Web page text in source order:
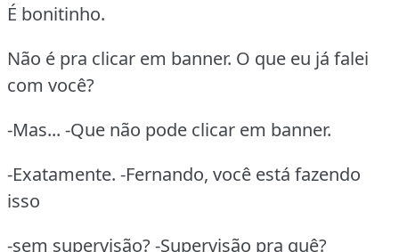
É bonitinho.
Não é pra clicar em banner. O que eu já falei
com você?
-Mas... -Que não pode clicar em banner.
-Exatamente. -Fernando, você está fazendo
isso
-sem supervisão? -Supervisão pra quê?